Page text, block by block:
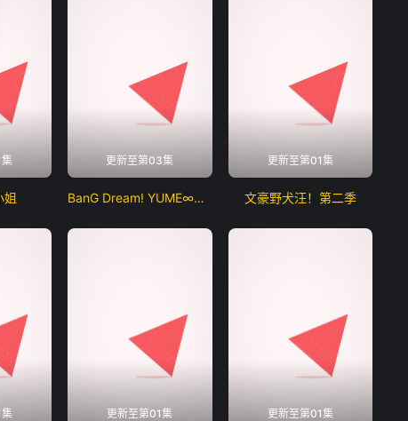
姐
更新至第03集
BanG Dream! YUME∞MITA
更新至第01集
文豪野犬汪！第二季
更新至第01集 更新至第01集